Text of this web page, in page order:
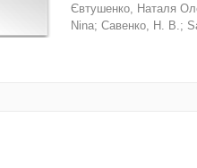
Євтушенко, Наталя
Nina; Савенко, Н. В.;